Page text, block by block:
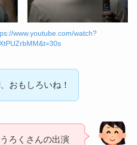
www.youtube.com/watch?
おもしろいね！
ろくさんの出演